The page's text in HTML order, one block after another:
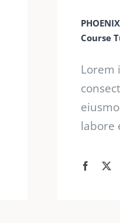
Course
Lorem
labore